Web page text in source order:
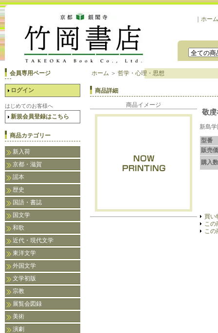
ホーム
会員専用ページ
ログイン
はじめてのお客様へ
新規会員登録はこちら
商品カテゴリー
新入荷
京都・滋賀
謡本
歴史
国語・書誌
国文学
和歌
近代・現代文学
東洋文学
外国文学
文学初版
宗教
展覧会図録
美術
演劇
ホーム ＞ 哲学・心理・思想
商品詳細
商品イメージ
敬
新島
型番
販売
購入数
買い
この
この